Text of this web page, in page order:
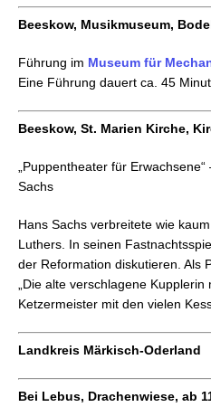
Beeskow, Musikmuseum,
Führung im Museum für
Eine Führung dauert ca. 45
Beeskow, St. Marien Kirche,
„Puppentheater für
Sachs
Hans Sachs verbreitete wie
Luthers. In seinen
der Reformation diskutieren. Als
„Die alte verschlagene Kupplerin
Ketzermeister mit den vielen
Landkreis Märkisch-Oderland
Bei Lebus, Drachenwiese, ab